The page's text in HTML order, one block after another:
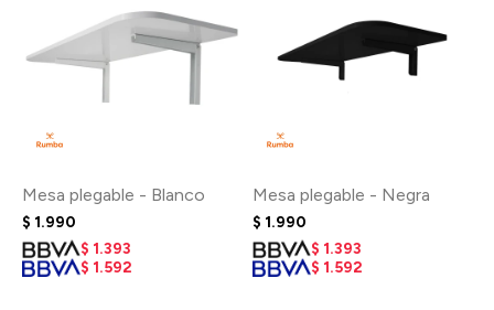
Mesa plegable - Blanco
$ 1.990
$ 1.393
$ 1.592
Mesa plegable - Negra
$ 1.990
$ 1.393
$ 1.592